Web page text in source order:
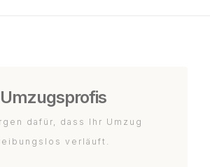
Umzugsprofis
dafür, dass Ihr Umzug
verläuft.